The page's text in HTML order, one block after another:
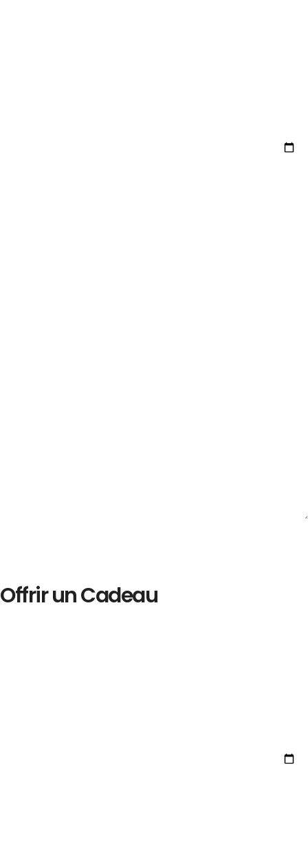
Offrir un Cadeau